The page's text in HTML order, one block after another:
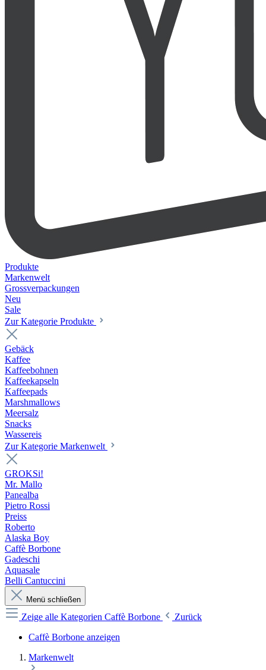
Produkte
Markenwelt
Grossverpackungen
Neu
Sale
Zur Kategorie Produkte
Gebäck
Kaffee
Kaffeebohnen
Kaffeekapseln
Kaffeepads
Marshmallows
Meersalz
Snacks
Wassereis
Zur Kategorie Markenwelt
GROKSi!
Mr. Mallo
Panealba
Pietro Rossi
Preiss
Roberto
Alaska Boy
Caffè Borbone
Gadeschi
Aquasale
Belli Cantuccini
Menü schließen
Zeige alle Kategorien Caffè Borbone
Zurück
Caffè Borbone anzeigen
Markenwelt